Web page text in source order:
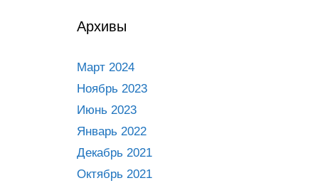
Архивы
Март 2024
Ноябрь 2023
Июнь 2023
Январь 2022
Декабрь 2021
Октябрь 2021